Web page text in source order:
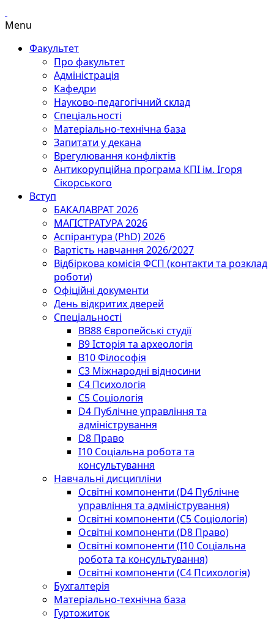
Menu
Факультет
Про факультет
Адміністрація
Кафедри
Науково-педагогічний склад
Спеціальності
Матеріально-технічна база
Запитати у декана
Врегулювання конфліктів
Антикорупційна програма КПІ ім. Ігоря
Сікорського
Вступ
БАКАЛАВРАТ 2026
МАГІСТРАТУРА 2026
Аспірантура (PhD) 2026
Вартість навчання 2026/2027
Відбіркова комісія ФСП (контакти та розклад
роботи)
Офіційні документи
День відкритих дверей
Спеціальності
BВ88 Європейські студії
B9 Історія та археологія
B10 Філософія
C3 Міжнародні відносини
C4 Психологія
С5 Соціологія
D4 Публічне управління та
адміністрування
D8 Право
I10 Соціальна робота та
консультування
Навчальні дисципліни
Освітні компоненти (D4 Публічне
управління та адміністрування)
Освітні компоненти (С5 Соціологія)
Освітні компоненти (D8 Право)
Освітні компоненти (I10 Соціальна
робота та консультування)
Освітні компоненти (С4 Психологія)
Бухгалтерія
Матеріально-технічна база
Гуртожиток